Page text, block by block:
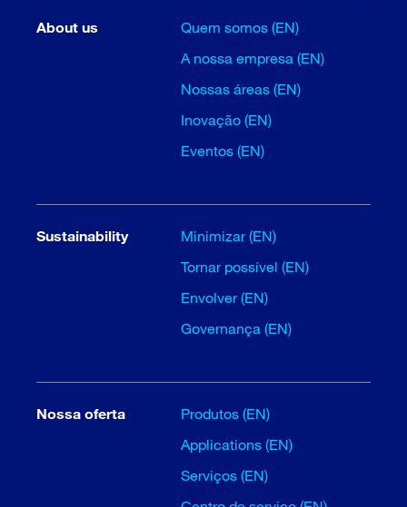
About us
Quem somos (EN)
A nossa empresa (EN)
Nossas áreas (EN)
Inovação (EN)
Eventos (EN)
Sustainability
Minimizar (EN)
Tornar possível (EN)
Envolver (EN)
Governança (EN)
Nossa oferta
Produtos (EN)
Applications (EN)
Serviços (EN)